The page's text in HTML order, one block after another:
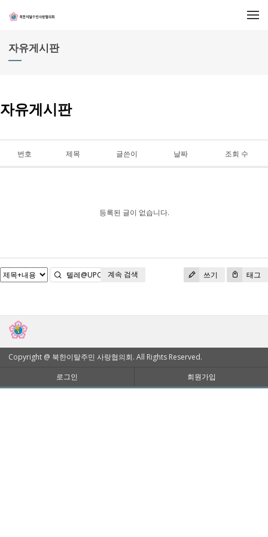
자유게시판
자유게시판
번호 제목 글쓴이 날짜 조회 수
등록된 글이 없습니다.
쓰기 태그
검색
계속 검색
Copyright @ 북한이탈주민 사랑협의회. All Rights Reserved.
로그인
회원가입